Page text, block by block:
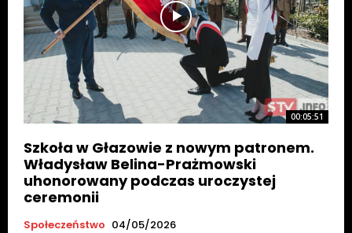
00:05:51
Szkoła w Głazowie z nowym patronem.
Władysław Belina-Prażmowski
uhonorowany podczas uroczystej
ceremonii
Społeczeństwo 04/05/2026